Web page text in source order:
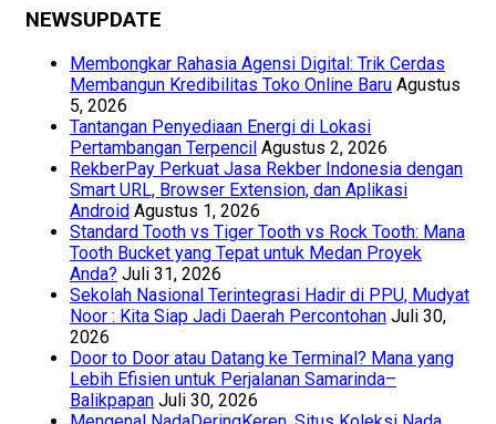
NEWSUPDATE
Membongkar Rahasia Agensi Digital: Trik Cerdas
Membangun Kredibilitas Toko Online Baru Agustus
5, 2026
Tantangan Penyediaan Energi di Lokasi
Pertambangan Terpencil Agustus 2, 2026
RekberPay Perkuat Jasa Rekber Indonesia dengan
Smart URL, Browser Extension, dan Aplikasi
Android Agustus 1, 2026
Standard Tooth vs Tiger Tooth vs Rock Tooth: Mana
Tooth Bucket yang Tepat untuk Medan Proyek
Anda? Juli 31, 2026
Sekolah Nasional Terintegrasi Hadir di PPU, Mudyat
Noor : Kita Siap Jadi Daerah Percontohan Juli 30,
2026
Door to Door atau Datang ke Terminal? Mana yang
Lebih Efisien untuk Perjalanan Samarinda–
Balikpapan Juli 30, 2026